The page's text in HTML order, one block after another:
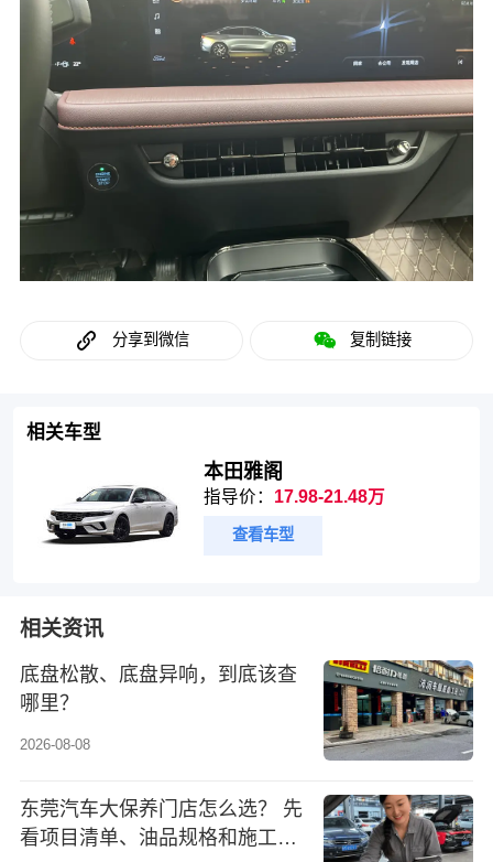
分享到微信 复制链接
相关车型
本田雅阁
指导价： 17.98-21.48万
查看车型
相关资讯
底盘松散、底盘异响，到底该查
哪里？
2026-08-08
东莞汽车大保养门店怎么选？ 先
看项目清单、油品规格和施工复